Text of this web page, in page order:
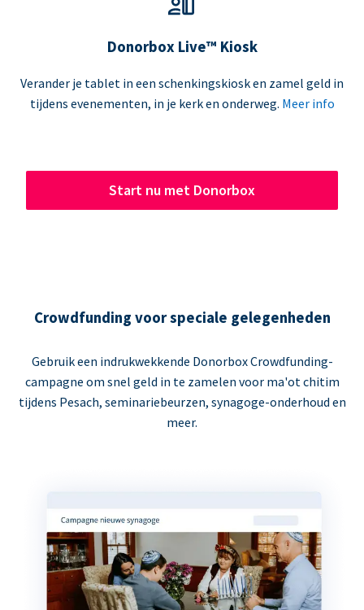
Donorbox Live™ Kiosk
Verander je tablet in een schenkingskiosk en zamel geld in
tijdens evenementen, in je kerk en onderweg. Meer info
Start nu met Donorbox
Crowdfunding voor speciale gelegenheden
Gebruik een indrukwekkende Donorbox Crowdfunding-
campagne om snel geld in te zamelen voor ma'ot chitim
tijdens Pesach, seminariebeurzen, synagoge-onderhoud en
meer.